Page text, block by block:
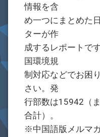
情報を含
め一つにまとめた
ターが作
成するレポートで
国環境規
制対応などでお困
さい。発
行部数は15942（
合計）。
※中国語版メルマ